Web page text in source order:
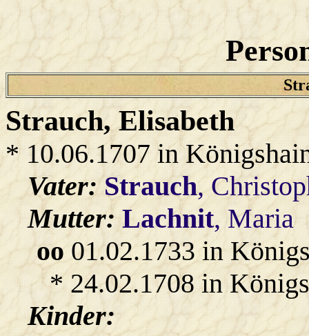
Strauch, Elisabeth
* 10.06.1707 in
Vater:Strauch,
Mutter:Lachnit, Maria
oo01.02.1733 in
* 24.02.1708 in
Kinder: